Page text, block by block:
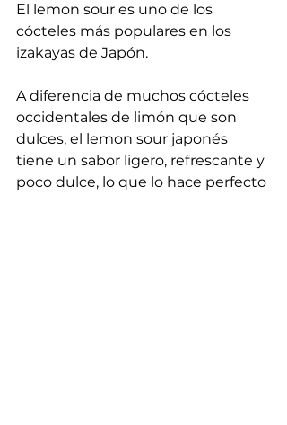
El lemon sour es uno de los
cócteles más populares en los
izakayas de Japón.
A diferencia de muchos cócteles
occidentales de limón que son
dulces, el lemon sour japonés
tiene un sabor ligero, refrescante y
poco dulce, lo que lo hace perfecto